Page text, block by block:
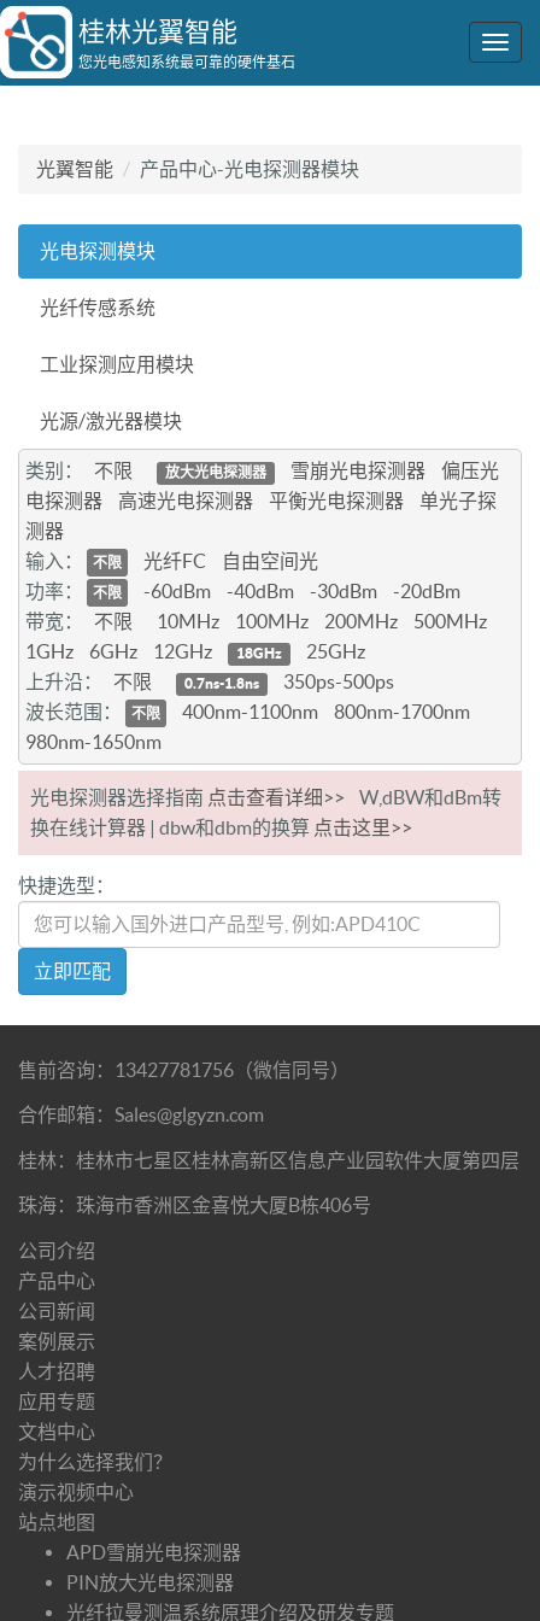
桂林光翼智能
您光电感知系统最可靠的硬件基石
光翼智能 产品中心-光电探测器模块
光电探测模块
光纤传感系统
工业探测应用模块
光源/激光器模块
类别： 不限 放大光电探测器 雪崩光电探测器
偏压光
电探测器
高速光电探测器 平衡光电探测器
单光子探
测器
输入：
不限 光纤FC
自由空间光
功率：
不限 -60dBm -40dBm -30dBm
-20dBm
带宽：
不限 10MHz 100MHz 200MHz
500MHz
1GHz
6GHz 12GHz 18GHz
25GHz
上升沿：
不限 0.7ns-1.8ns
350ps-500ps
波长范围：
不限 400nm-1100nm
800nm-1700nm
980nm-1650nm
光电探测器选择指南 点击查看详细>> W,dBW和dBm转
换在线计算器 | dbw和dbm的换算 点击这里>>
快捷选型：
立即匹配
售前咨询：13427781756（微信同号）
合作邮箱：Sales@glgyzn.com
桂林：桂林市七星区桂林高新区信息产业园软件大厦第四层
珠海：珠海市香洲区金喜悦大厦B栋406号
公司介绍
产品中心
公司新闻
案例展示
人才招聘
应用专题
文档中心
为什么选择我们？
演示视频中心
站点地图
APD雪崩光电探测器
PIN放大光电探测器
光纤拉曼测温系统原理介绍及研发专题